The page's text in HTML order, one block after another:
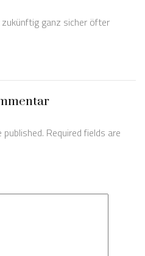
ganz sicher öfter
Required fields are